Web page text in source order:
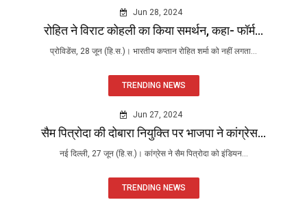
Jun 28, 2024
रोहित ने विराट कोहली का किया समर्थन, कहा- फॉर्म...
प्रोविडेंस, 28 जून (हि.स.)। भारतीय कप्तान रोहित शर्मा को नहीं लगता...
TRENDING NEWS
Jun 27, 2024
सैम पित्रोदा की दोबारा नियुक्ति पर भाजपा ने कांग्रेस...
नई दिल्ली, 27 जून (हि.स.)। कांग्रेस ने सैम पित्रोदा को इंडियन...
TRENDING NEWS